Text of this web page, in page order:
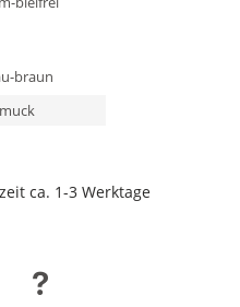
braun
ca. 1-3 Werktage